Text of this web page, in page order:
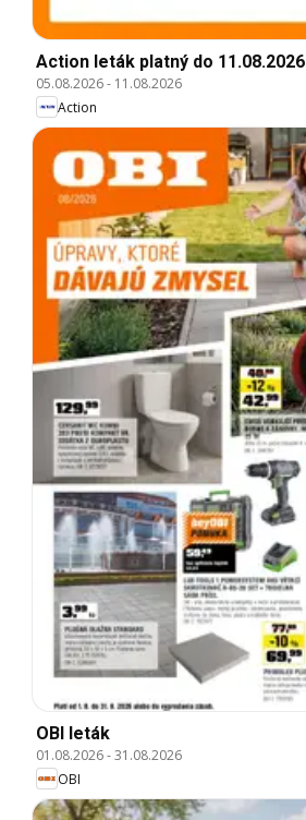
Action leták platný do 11.08.2026
05.08.2026- 11.08.2026
Action
OBI leták
01.08.2026-31.08.2026
OBI